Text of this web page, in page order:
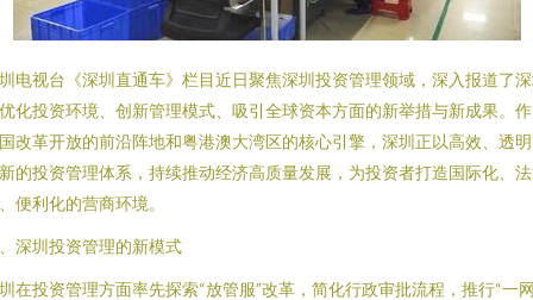
电视台《深圳直通车》栏目近日聚焦深圳投资管理领域，深入报道了
化投资环境、创新管理模式、吸引全球资本方面的新举措与新成果。
改革开放的前沿阵地和粤港澳大湾区的核心引擎，深圳正以高效、透
的投资管理体系，持续推动经济高质量发展，为投资者打造国际化、
便利化的营商环境。
深圳投资管理的新模式
在投资管理方面率先探索“放管服”改革，简化行政审批流程，推行“一